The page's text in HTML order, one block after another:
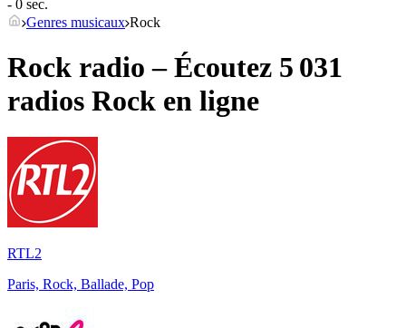
- 0 sec.
Genres musicaux Rock
Rock radio – Écoutez 5 031
radios Rock en ligne
RTL2
Paris, Rock, Ballade, Pop